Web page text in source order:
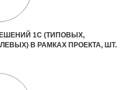
1С (ТИПОВЫХ,
В РАМКАХ ПРОЕКТА, ШТ.